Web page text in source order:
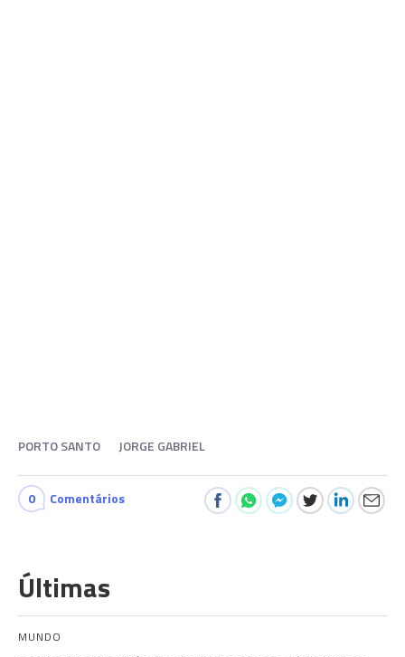
PORTO SANTO JORGE GABRIEL
0 Comentários
Últimas
MUNDO